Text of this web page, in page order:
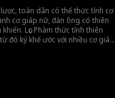
toàn dân có thể thức tỉnh cơ
cơ giáp nữ, đàn ông có thiên
Lục Phàm thức tỉnh thiên
đó ký khế ước với nhiều cơ giáp